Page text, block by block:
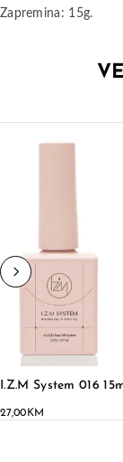
Zapremina: 15g.
I.Z.M System 016
27,00 KM